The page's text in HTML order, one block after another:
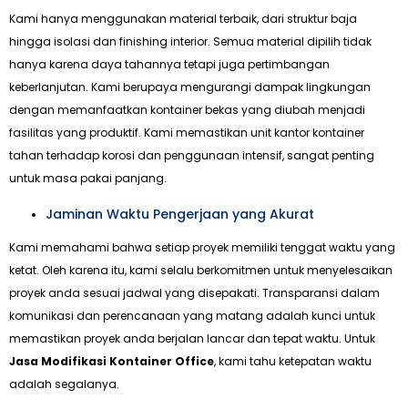
Kami hanya menggunakan material terbaik, dari struktur baja
hingga isolasi dan finishing interior. Semua material dipilih tidak
hanya karena daya tahannya tetapi juga pertimbangan
keberlanjutan. Kami berupaya mengurangi dampak lingkungan
dengan memanfaatkan kontainer bekas yang diubah menjadi
fasilitas yang produktif. Kami memastikan unit kantor kontainer
tahan terhadap korosi dan penggunaan intensif, sangat penting
untuk masa pakai panjang.
Jaminan Waktu Pengerjaan yang Akurat
Kami memahami bahwa setiap proyek memiliki tenggat waktu yang
ketat. Oleh karena itu, kami selalu berkomitmen untuk menyelesaikan
proyek anda sesuai jadwal yang disepakati. Transparansi dalam
komunikasi dan perencanaan yang matang adalah kunci untuk
memastikan proyek anda berjalan lancar dan tepat waktu. Untuk
Jasa Modifikasi Kontainer Office, kami tahu ketepatan waktu
adalah segalanya.